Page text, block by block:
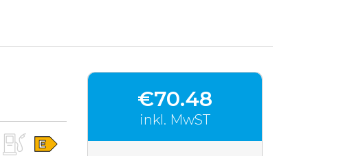
€70.48
inkl. MwST